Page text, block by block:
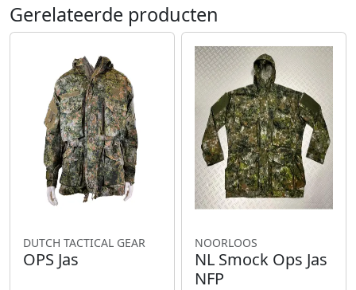
Gerelateerde producten
DUTCH TACTICAL GEAR
OPS Jas
NOORLOOS
NL Smock Ops Jas
NFP